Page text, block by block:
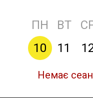
ПН ВТ
10
11
Немає